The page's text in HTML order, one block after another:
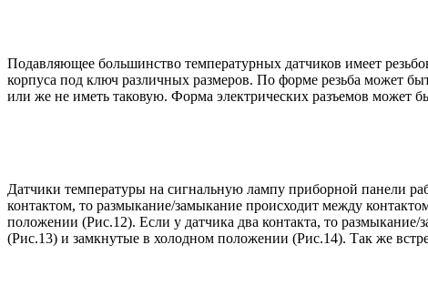
Подавляющее большинство температурных датчиков имеет
корпуса под ключ различных размеров. По форме резьба может
или же не иметь таковую. Форма электрических разъемов может
Датчики температуры на сигнальную лампу приборной панели
контактом, то размыкание/замыкание происходит между
положении (Рис.12). Если у датчика два контакта, то
(Рис.13) и замкнутые в холодном положении (Рис.14). Так же